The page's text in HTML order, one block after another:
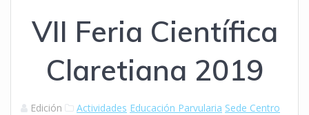
VII Feria Científica
Claretiana 2019
Edición Actividades Educación Parvularia Sede Centro